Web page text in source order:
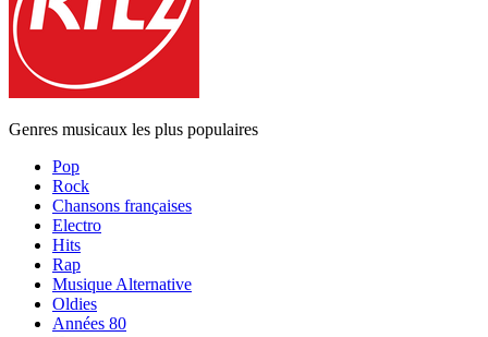
Genres musicaux les plus populaires
Pop
Rock
Chansons françaises
Electro
Hits
Rap
Musique Alternative
Oldies
Années 80